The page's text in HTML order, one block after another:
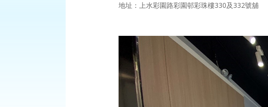
地址：上水彩園路彩園邨彩珠樓330及332號舖